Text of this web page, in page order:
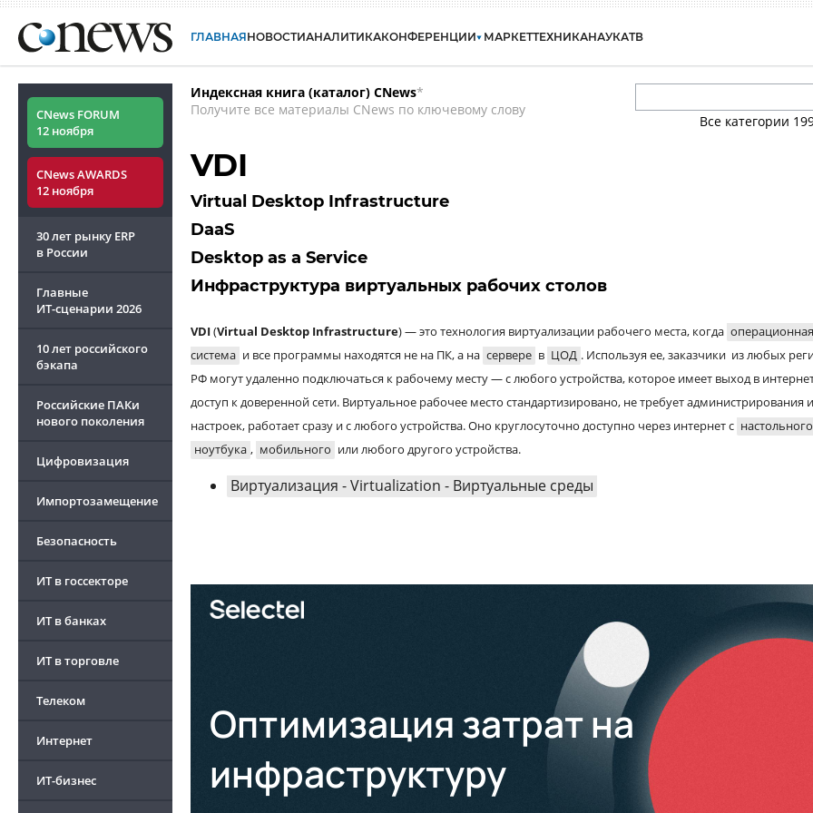
ГЛАВНАЯНОВОСТИАНАЛИТИКАКОНФЕРЕНЦИИ МАРКЕТТЕХНИКАНАУКАТВ
CNews FORUM
12 ноября
CNews AWARDS
12 ноября
30 лет рынку ERP
в России
Главные
ИТ-сценарии 2026
10 лет российского
бэкапа
Российские ПАКи
нового поколения
Цифровизация
Импортозамещение
Безопасность
ИТ в госсекторе
ИТ в банках
ИТ в торговле
Телеком
Интернет
ИТ-бизнес
Индексная книга (каталог) CNews*
Получите все материалы CNews по ключевому слову
Все категории
VDI
Virtual Desktop Infrastructure
DaaS
Desktop as a Service
Инфраструктура виртуальных рабочих столов
VDI(Virtual Desktop Infrastructure) — это технология виртуализации рабочего места, когда операционная
система и все программы находятся не на ПК, а на сервере в ЦОД . Используя ее, заказчики из любых
РФ могут удаленно подключаться к рабочему месту — с любого устройства, которое имеет выход в
доступ к доверенной сети. Виртуальное рабочее место стандартизировано, не требует администрирования и
настроек, работает сразу и с любого устройства. Оно круглосуточно доступно через интернет с
ноутбука , мобильного или любого другого устройства.
Виртуализация - Virtualization - Виртуальные среды